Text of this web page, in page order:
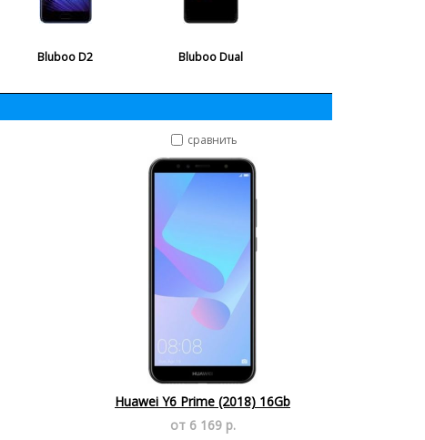
Bluboo D2 Bluboo Dual
сравнить
Huawei Y6 Prime (2018) 16Gb
от 6 169 р.